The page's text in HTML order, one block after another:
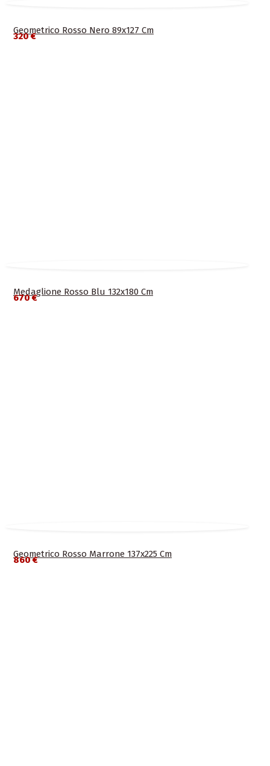
Geometrico Rosso Nero 89x127 Cm
320 €
Medaglione Rosso Blu 132x180 Cm
670 €
Geometrico Rosso Marrone 137x225 Cm
860 €